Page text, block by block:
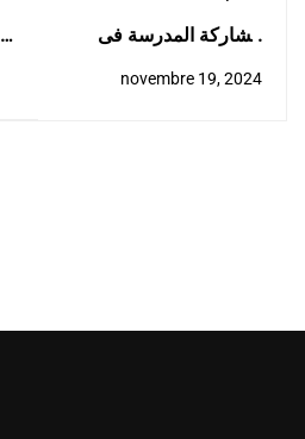
مشاركة المدرسة فى
العالمي للمقاولاتية
novembre 19, 2024